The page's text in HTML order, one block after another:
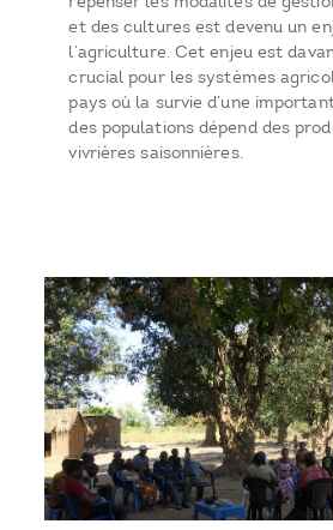
et des cultures est devenu un
l’agriculture. Cet enjeu est
crucial pour les systèmes
pays où la survie d’une
des populations dépend des
vivrières saisonnières.